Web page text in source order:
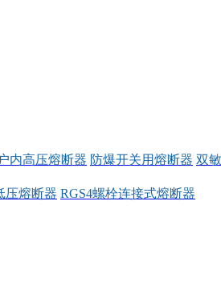
内高压熔断器 防爆开关用熔断器 双
压熔断器 RGS4螺栓连接式熔断器